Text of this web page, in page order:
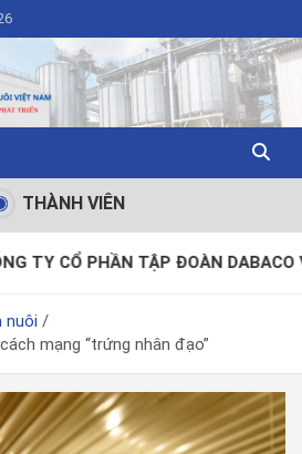
THÀNH VIÊN
TẬP ĐOÀN DABACO VIỆT NAM
nuôi
mạng “trứng nhân đạo”